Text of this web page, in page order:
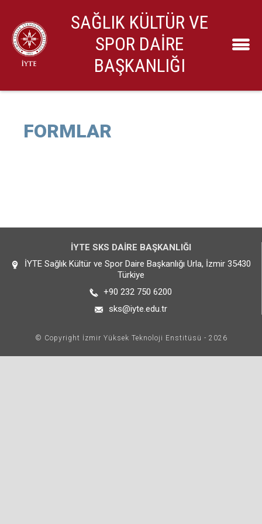
SAĞLIK KÜLTÜR VE
SPOR DAİRE
BAŞKANLIĞI
FORMLAR
İYTE SKS DAİRE BAŞKANLIĞI
İYTE Sağlık Kültür ve Spor Daire Başkanlığı Urla, İzmir 35430
Türkiye
+90 232 750 6200
sks@iyte.edu.tr
© Copyright İzmir Yüksek Teknoloji Enstitüsü - 2026